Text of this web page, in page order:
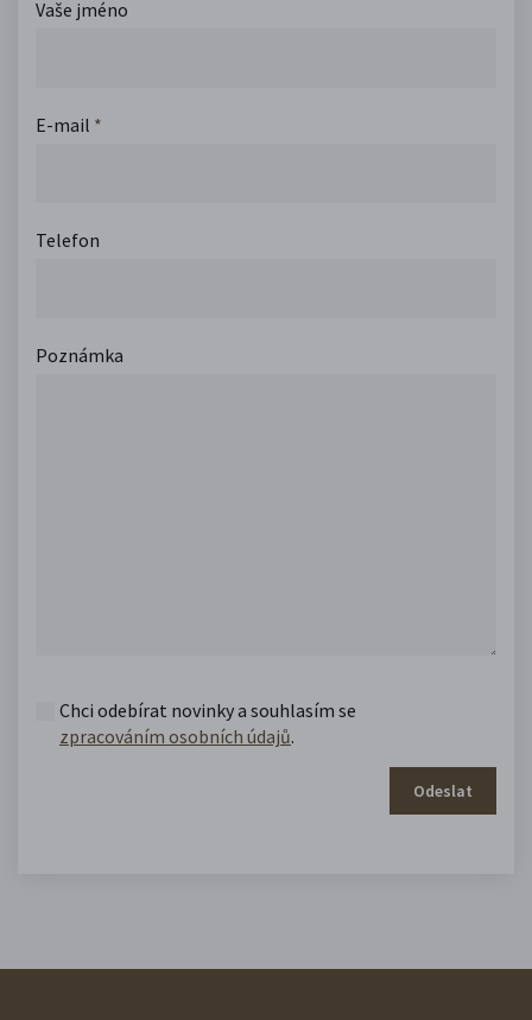
Vaše jméno
E-mail *
Telefon
Poznámka
Chci odebírat novinky a souhlasím se
zpracováním osobních údajů.
Odeslat